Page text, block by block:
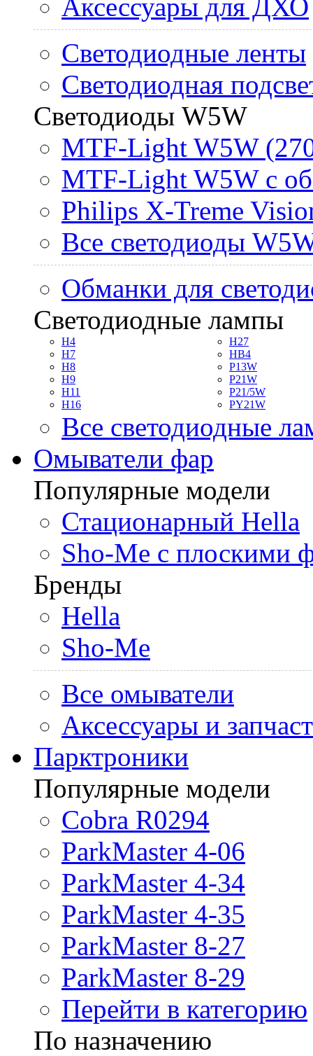
Аксессуары для ДХО
Светодиодные ленты
Светодиодная
Светодиоды W5W
MTF-Light W5W
MTF-Light W5W с
Philips X-Treme
Все светодиоды
Обманки для
Светодиодные лампы
H4
H7
H8
H9
H11
H16
H27
HB4
P13W
P21W
P21/5W
PY21W
Все светодиодные
Омыватели фар
Популярные модели
Стационарный Hella
Sho-Me с плоскими
Бренды
Hella
Sho-Me
Все омыватели
Аксессуары и
Парктроники
Популярные модели
Cobra R0294
ParkMaster 4-06
ParkMaster 4-34
ParkMaster 4-35
ParkMaster 8-27
ParkMaster 8-29
Перейти в категорию
По назначению